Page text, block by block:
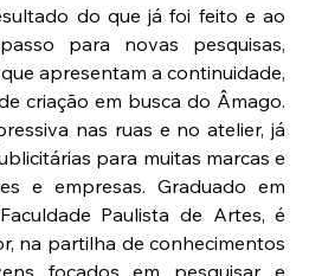
do que já foi feito e ao
para novas pesquisas,
apresentam a continuidade,
criação em busca do Âmago.
nas ruas e no atelier, já
para muitas marcas e
e empresas. Graduado em
Paulista de Artes, é
na partilha de conhecimentos
focados em pesquisar e